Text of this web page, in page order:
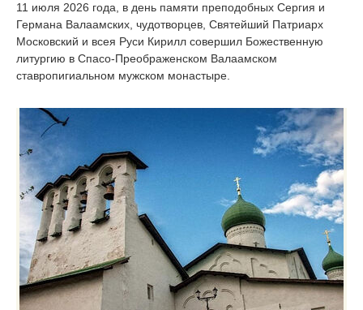
11 июля 2026 года, в день памяти преподобных Сергия и
Германа Валаамских, чудотворцев, Святейший Патриарх
Московский и всея Руси Кирилл совершил Божественную
литургию в Спасо-Преображенском Валаамском
ставропигиальном мужском монастыре.